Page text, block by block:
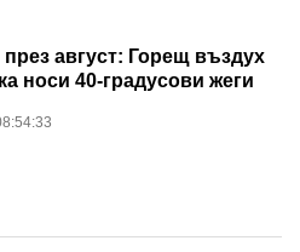
август: Горещ въздух
носи 40-градусови жеги